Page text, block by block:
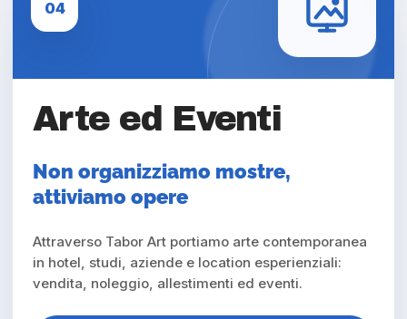
04
Arte ed Eventi
Non organizziamo mostre,
attiviamo opere
Attraverso Tabor Art portiamo arte contemporanea
in hotel, studi, aziende e location esperienziali:
vendita, noleggio, allestimenti ed eventi.